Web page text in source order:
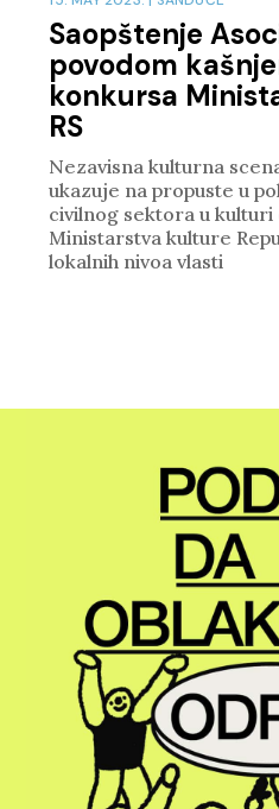
Saopštenje
povodom
konkursa
RS
Nezavisna kulturna
ukazuje na propuste u
civilnog sektora u kulturi
Ministarstva kulture
lokalnih nivoa vlasti